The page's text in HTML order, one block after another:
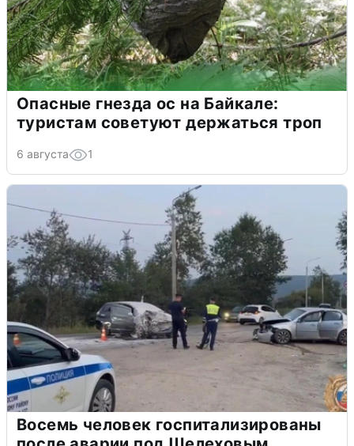
Опасные гнезда ос на Байкале:
туристам советуют держаться троп
6 августа 1
Восемь человек госпитализированы